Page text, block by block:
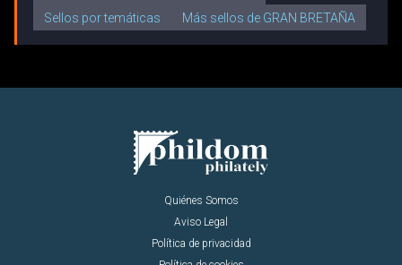
Sellos por temáticas
Más sellos de GRAN BRETAÑA
Quiénes Somos
Aviso Legal
Política de privacidad